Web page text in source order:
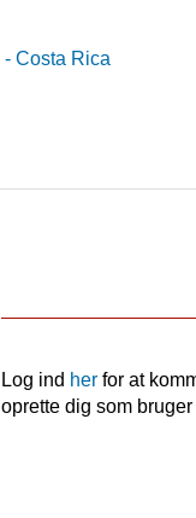
- Costa Rica
Log ind her for at
oprette dig som bruger